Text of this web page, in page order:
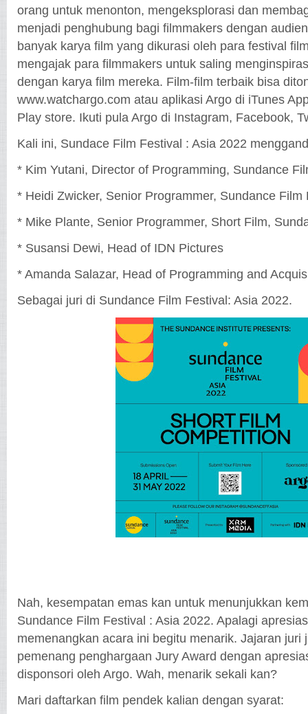
orang untuk menonton, mengeksplorasi dan
menjadi penghubung bagi filmmakers dengan
banyak karya film yang dikurasi oleh para festival
mengajak para filmmakers untuk saling
dengan karya film mereka. Film-film terbaik bisa
www.watchargo.com atau aplikasi Argo di iTunes
Play store. Ikuti pula Argo di Instagram, Facebook,
Kali ini, Sundace Film Festival : Asia 2022
* Kim Yutani, Director of Programming, Sundance
* Heidi Zwicker, Senior Programmer, Sundance Film
* Mike Plante, Senior Programmer, Short Film,
* Susansi Dewi, Head of IDN Pictures
* Amanda Salazar, Head of Programming and
Sebagai juri di Sundance Film Festival: Asia 2022.
Nah, kesempatan emas kan untuk menunjukkan
Sundance Film Festival : Asia 2022. Apalagi
memenangkan acara ini begitu menarik. Jajaran juri
pemenang penghargaan Jury Award dengan
disponsori oleh Argo. Wah, menarik sekali kan?
Mari daftarkan film pendek kalian dengan syarat: